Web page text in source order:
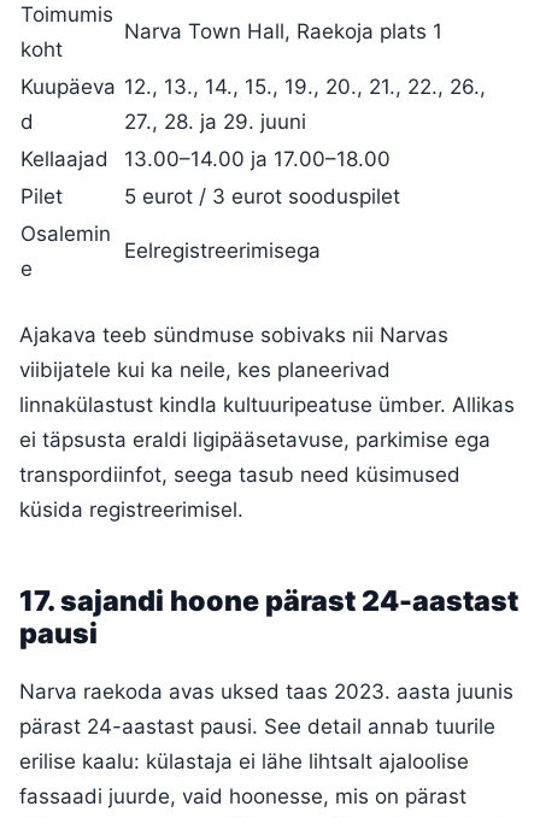
Toimumis
koht
Narva Town Hall, Raekoja plats 1
Kuupäeva
d
12., 13., 14., 15., 19., 20., 21., 22., 26.,
27., 28. ja 29. juuni
Kellaajad
13.00–14.00 ja 17.00–18.00
Pilet
5 eurot / 3 eurot sooduspilet
Osalemin
e
Eelregistreerimisega
Ajakava teeb sündmuse sobivaks nii Narvas
viibijatele kui ka neile, kes planeerivad
linnakülastust kindla kultuuripeatuse ümber. Allikas
ei täpsusta eraldi ligipääsetavuse, parkimise ega
transpordiinfot, seega tasub need küsimused
küsida registreerimisel.
17. sajandi hoone pärast 24-aastast
pausi
Narva raekoda avas uksed taas 2023. aasta juunis
pärast 24-aastast pausi. See detail annab tuurile
erilise kaalu: külastaja ei lähe lihtsalt ajaloolise
fassaadi juurde, vaid hoonesse, mis on pärast